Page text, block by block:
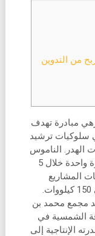
من التدوين
مبادرة تهدف
سلوكيات ترشيد
الهدر. الناموس
تتيح هذه الخدمة توصيل الكهرباء في خطوة واحدة خلال 5
المشاريع
الصناعية والتجارية للأحمال التي تصل إلى 150 كيلووات.
مجمع محمد بن
الشمسية في
الإنتاجية إلى